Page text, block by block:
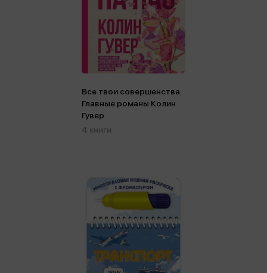
Все твои совершенства.
Главные романы Колин
Гувер
4 книги